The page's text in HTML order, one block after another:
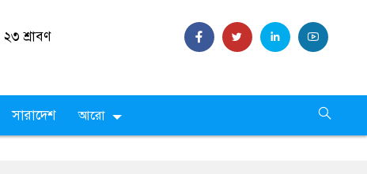
২৩ শ্রাবণ
সারাদেশ আরো